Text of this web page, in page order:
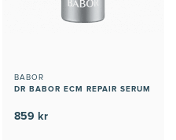
BABOR
DR BABOR ECM REPAIR SERUM
859 kr